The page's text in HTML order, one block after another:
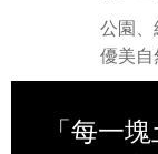
公園、
優美
「每一